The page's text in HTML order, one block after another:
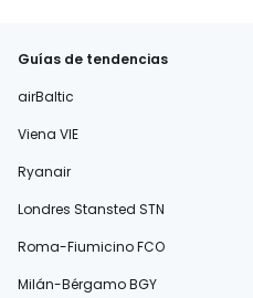
Guías de tendencias
airBaltic
Viena VIE
Ryanair
Londres Stansted STN
Roma-Fiumicino FCO
Milán-Bérgamo BGY